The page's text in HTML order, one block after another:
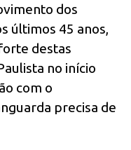
dos
últimos 45 anos,
destas
no início
com o
precisa de